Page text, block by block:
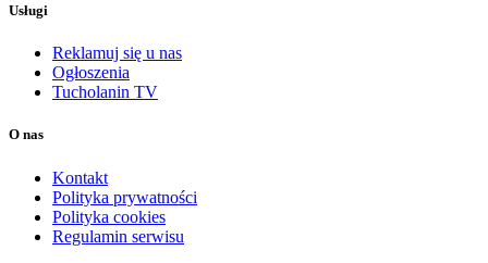
Usługi
Reklamuj się u nas
Ogłoszenia
Tucholanin TV
O nas
Kontakt
Polityka prywatności
Polityka cookies
Regulamin serwisu